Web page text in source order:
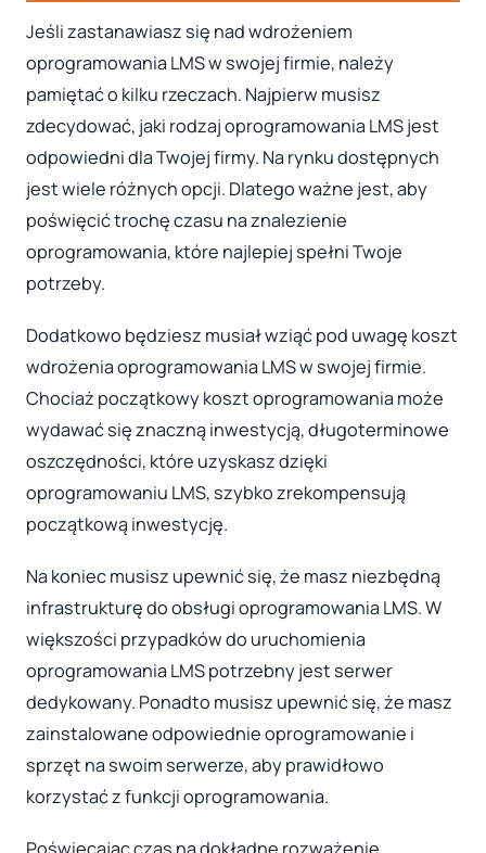
Jeśli zastanawiasz się nad wdrożeniem
oprogramowania LMS w swojej firmie, należy
pamiętać o kilku rzeczach. Najpierw musisz
zdecydować, jaki rodzaj oprogramowania LMS jest
odpowiedni dla Twojej firmy. Na rynku dostępnych
jest wiele różnych opcji. Dlatego ważne jest, aby
poświęcić trochę czasu na znalezienie
oprogramowania, które najlepiej spełni Twoje
potrzeby.
Dodatkowo będziesz musiał wziąć pod uwagę koszt
wdrożenia oprogramowania LMS w swojej firmie.
Chociaż początkowy koszt oprogramowania może
wydawać się znaczną inwestycją, długoterminowe
oszczędności, które uzyskasz dzięki
oprogramowaniu LMS, szybko zrekompensują
początkową inwestycję.
Na koniec musisz upewnić się, że masz niezbędną
infrastrukturę do obsługi oprogramowania LMS. W
większości przypadków do uruchomienia
oprogramowania LMS potrzebny jest serwer
dedykowany. Ponadto musisz upewnić się, że masz
zainstalowane odpowiednie oprogramowanie i
sprzęt na swoim serwerze, aby prawidłowo
korzystać z funkcji oprogramowania.
Poświęcając czas na dokładne rozważenie